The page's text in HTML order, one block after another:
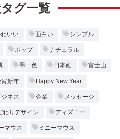
グ一覧
いい 面白い シンプル
ポップ ナチュラル
墨一色 日本画 富士山
新年 Happy New Year
ジネス 企業 メッセージ
わりデザイン ディズニー
マウス ミニーマウス